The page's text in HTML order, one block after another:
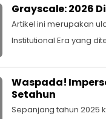
Grayscale: 2026
Artikel ini merupakan
Institutional Era yang
Waspada!
Setahun
Sepanjang tahun 2025